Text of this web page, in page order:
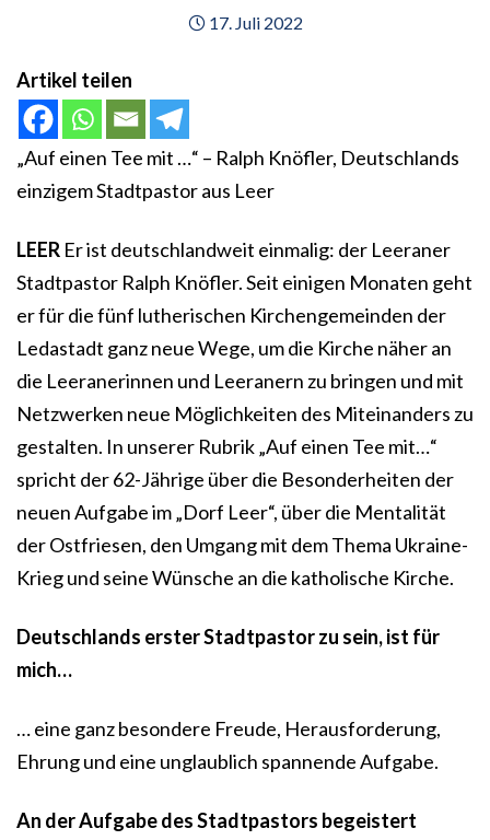
17. Juli 2022
Artikel teilen
„Auf einen Tee mit …“ – Ralph Knöfler, Deutschlands
einzigem Stadtpastor aus Leer
LEER Er ist deutschlandweit einmalig: der Leeraner
Stadtpastor Ralph Knöfler. Seit einigen Monaten geht
er für die fünf lutherischen Kirchengemeinden der
Ledastadt ganz neue Wege, um die Kirche näher an
die Leeranerinnen und Leeranern zu bringen und mit
Netzwerken neue Möglichkeiten des Miteinanders zu
gestalten. In unserer Rubrik „Auf einen Tee mit…“
spricht der 62-Jährige über die Besonderheiten der
neuen Aufgabe im „Dorf Leer“, über die Mentalität
der Ostfriesen, den Umgang mit dem Thema Ukraine-
Krieg und seine Wünsche an die katholische Kirche.
Deutschlands erster Stadtpastor zu sein, ist für
mich…
… eine ganz besondere Freude, Herausforderung,
Ehrung und eine unglaublich spannende Aufgabe.
An der Aufgabe des Stadtpastors begeistert